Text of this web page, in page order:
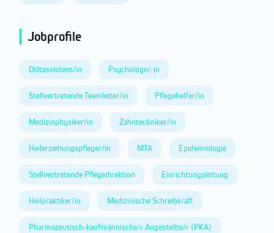
Jobprofile
Diätassistent/in Psychologe/-in
Stellvertretende Teamleiter/in Pflegehelfer/in
Medizinphysiker/in Zahntechniker/in
Heilerziehungspfleger/in MTA Epidemiologie
Stellvertretende Pflegedirektion Einrichtungsleitung
Heilpraktiker/in Medizinische Schreibkraft
Pharmazeutisch-kaufmännische/r Angestellte/r (PKA)